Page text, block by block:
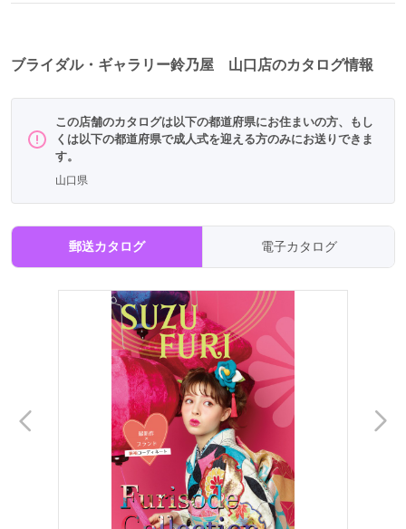
ブライダル・ギャラリー鈴乃屋 山口店のカタログ情報
この店舗のカタログは以下の都道府県にお住まいの方、もし
くは以下の都道府県で成人式を迎える方のみにお送りできま
す。
山口県
郵送カタログ 電子カタログ